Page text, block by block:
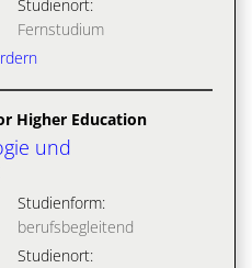
Studienort:
Fernstudium
Higher Education
und
Studienform:
berufsbegleitend
Studienort: